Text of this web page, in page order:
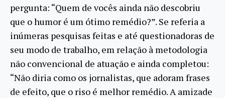
pergunta: “Quem de vocês ainda não descobriu
que o humor é um ótimo remédio?”. Se referia a
inúmeras pesquisas feitas e até questionadoras de
seu modo de trabalho, em relação à metodologia
não convencional de atuação e ainda completou:
“Não diria como os jornalistas, que adoram frases
de efeito, que o riso é melhor remédio. A amizade